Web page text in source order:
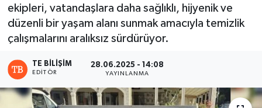
ekipleri, vatandaşlara daha sağlıklı, hijyenik ve
düzenli bir yaşam alanı sunmak amacıyla temizlik
çalışmalarını aralıksız sürdürüyor.
TE BILIŞIM
EDITÖR
28.06.2025 - 14:08
YAYINLANMA